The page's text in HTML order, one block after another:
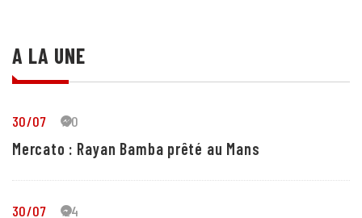
A LA UNE
30/07 30
Mercato : Rayan Bamba prêté au Mans
30/07 24